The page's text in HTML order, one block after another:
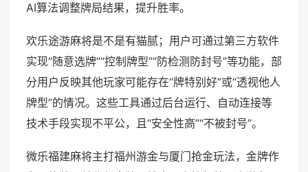
AI算法调整牌局结果，提升胜率。
欢乐途游麻将是不是有猫腻；用户可通过第三方软件
实现“随意选牌”“控制牌型”“防检测防封号”等功能，部
分用户反映其他玩家可能存在“牌特别好”或“透视他人
牌型”的情况。这些工具通过后台运行、自动连接等
技术手段实现不平公，且“安全性高”“不被封号”。
微乐福建麻将主打福州游金与厦门抢金玩法，金牌作